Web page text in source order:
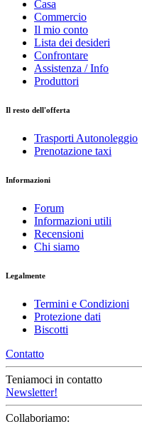
Casa
Commercio
Il mio conto
Lista dei desideri
Confrontare
Assistenza / Info
Produttori
Il resto dell'offerta
Trasporti Autonoleggio
Prenotazione taxi
Informazioni
Forum
Informazioni utili
Recensioni
Chi siamo
Legalmente
Termini e Condizioni
Protezione dati
Biscotti
Contatto
Teniamoci in contatto
Newsletter!
Collaboriamo: